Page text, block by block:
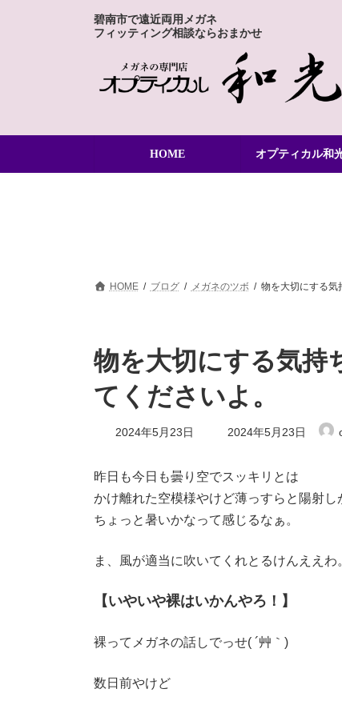
碧南市で遠近両用メガネ
フィッティング相談ならおまかせ
HOME オプティカル和
HOME ブログ メガネのツボ 物を大切にする気
物を大切にする気
てくださいよ。
2024年5月23日
最
終
日
時
:
2024年5月23日
昨日も今日も曇り空でスッキリとは
かけ離れた空模様やけど薄っすらと陽射し
ちょっと暑いかなって感じるなぁ。
ま、風が適当に吹いてくれとるけんええわ
【いやいや裸はいかんやろ！】
裸ってメガネの話しでっせ( ´艸｀)
数日前やけど